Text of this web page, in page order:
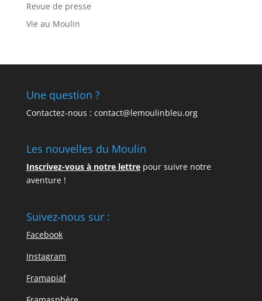
Revue de presse
Vie au Moulin
Une question ?
Contactez-nous : contact@lemoulinbleu.org
Les nouvelles du Moulin
Inscrivez-vous à notre lettrepour suivre notre
aventure !
Suivez-nous sur :
Facebook
Instagram
Framapiaf